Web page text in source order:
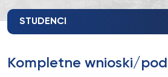
STUDENCI
Kompletne wnioski/